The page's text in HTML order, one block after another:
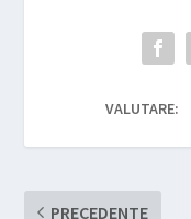
VALUTARE:
PRECEDENTE